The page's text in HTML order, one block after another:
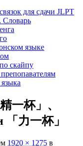
для сдачи JLPT
Словарь
языке
скайпу
一杯」、
「力一杯」
1920 × 1275 в